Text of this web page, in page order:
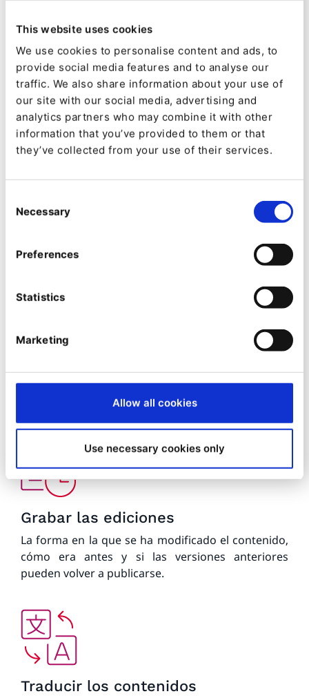
This website uses cookies
We use cookies to personalise content and ads, to
provide social media features and to analyse our
traffic. We also share information about your use of
our site with our social media, advertising and
analytics partners who may combine it with other
information that you’ve provided to them or that
they’ve collected from your use of their services.
Selection
Necessary
Preferences
Statistics
Marketing
Allow all cookies
Use necessary cookies only
La manera en la que se almacena el contenido y si
está publicado en forma de borrador o archivado.
los contenidos. Cómo se agrupan para una gestión
sencilla y eficaz.
Controlar la dependencia de los
Cómo las acciones relacionadas con él afectarán a
otro contenido.
Grabar las ediciones
La forma en la que se ha modificado el contenido,
cómo era antes y si las versiones anteriores
pueden volver a publicarse.
Traducir los contenidos